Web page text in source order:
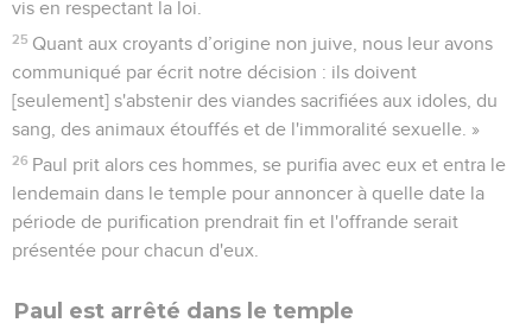
vis en respectant la loi.
25 Quant aux croyants d’origine non juive, nous leur avons
communiqué par écrit notre décision : ils doivent
[seulement] s'abstenir des viandes sacrifiées aux idoles, du
sang, des animaux étouffés et de l'immoralité sexuelle. »
26 Paul prit alors ces hommes, se purifia avec eux et entra le
lendemain dans le temple pour annoncer à quelle date la
période de purification prendrait fin et l'offrande serait
présentée pour chacun d'eux.
Paul est arrêté dans le temple